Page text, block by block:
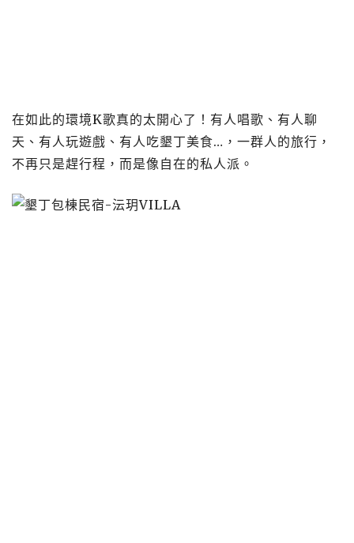
在如此的環境K歌真的太開心了！有人唱歌、有人聊
天、有人玩遊戲、有人吃墾丁美食…，一群人的旅行，
不再只是趕行程，而是像自在的私人派。